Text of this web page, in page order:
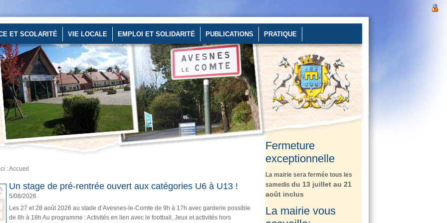
ET SCOLARITÉ VIE LOCALE EMPLOI ET SOLIDARITÉ PUBLICATIONS PRATIQUE
:Accueil
Un stage de pré-rentrée ouvert aux catégories U6 à U13 !
5/08/2026
Les 27 et 28 août 2026 au stade d’Avesnes-le-Comte de 9h à 17h avec garderie possible
de 8h à 18h Au programme : Activités en lien avec le football, Jeux et activités hors
Fermeture
exceptionnelle
La mairie sera fermée tous les
samedis du 13 juillet au 21
août inclus
La mairie vous